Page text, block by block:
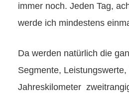
immer noch. Jeden Tag,
werde ich mindestens
Da werden natürlich die
Segmente, Leistungswerte,
Jahreskilometer